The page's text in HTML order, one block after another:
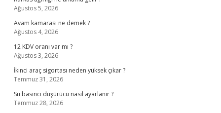
Ağustos 5, 2026
Avam kamarası ne demek ?
Ağustos 4, 2026
12 KDV oranı var mı ?
Ağustos 3, 2026
İkinci araç sigortası neden yüksek çıkar ?
Temmuz 31, 2026
Su basıncı düşürücü nasıl ayarlanır ?
Temmuz 28, 2026